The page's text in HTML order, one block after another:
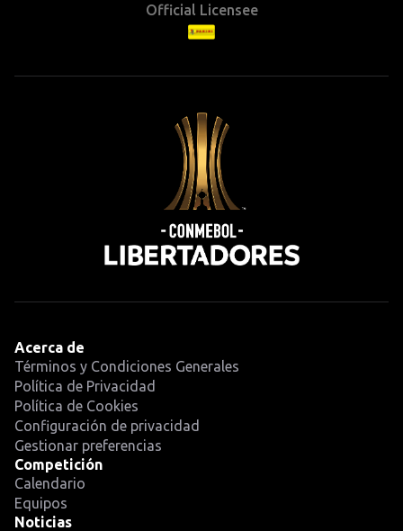
Official Licensee
Acerca de
Términos y Condiciones Generales
Política de Privacidad
Política de Cookies
Configuración de privacidad
Gestionar preferencias
Competición
Calendario
Equipos
Noticias